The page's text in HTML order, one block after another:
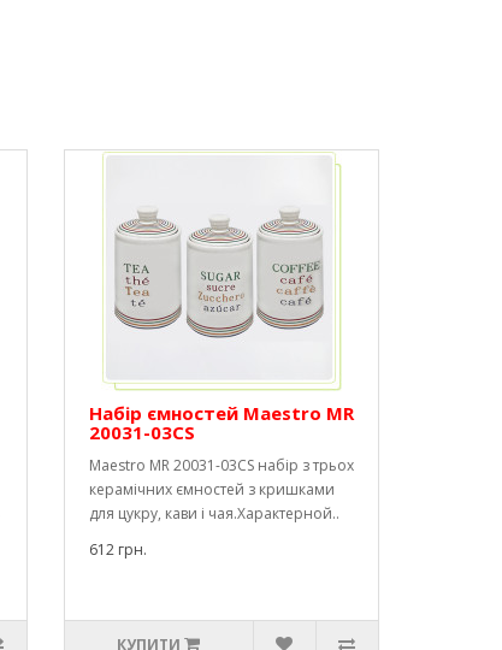
Набір ємностей Maestro MR
20031-03CS
Maestro MR 20031-03CS набір з трьох
керамічних ємностей з кришками
для цукру, кави і чая.Характерной..
612 грн.
КУПИТИ